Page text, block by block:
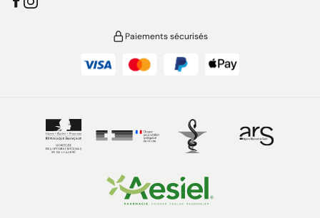
Paiements sécurisés